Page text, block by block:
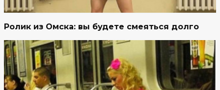
Ролик из Омска: вы будете смеяться долго